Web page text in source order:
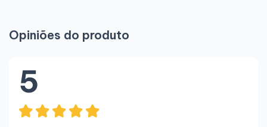
Opiniões do produto
5